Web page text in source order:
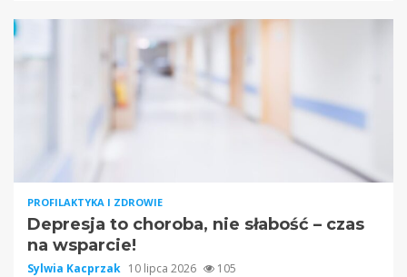
PROFILAKTYKA I ZDROWIE
Depresja to choroba, nie słabość – czas
na wsparcie!
Sylwia Kacprzak 10 lipca 2026 105